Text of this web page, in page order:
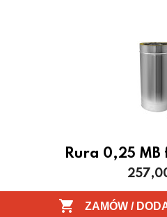
Rura 0,25 MB
Cena
 ZAMÓW /